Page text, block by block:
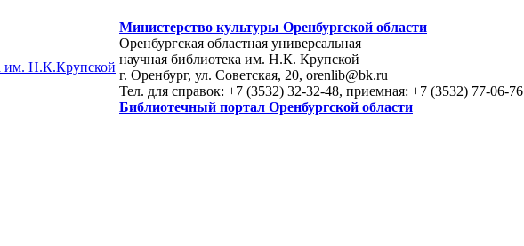
Министерство культуры Оренбургской области
Оренбургская областная универсальная
научная библиотека им. Н.К. Крупской
г. Оренбург, ул. Советская, 20, orenlib@bk.ru
Тел. для справок: +7 (3532) 32-32-48, приемная: +7 (3532) 77-06-76
Библиотечный портал Оренбургской области